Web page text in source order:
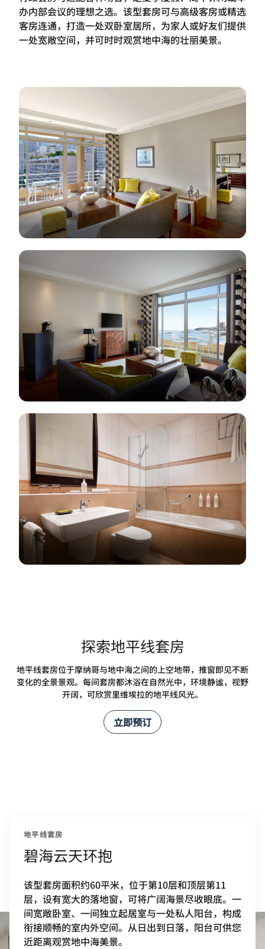
办内部会议的理想之选。该型套房可与高级客房或精选
客房连通，打造一处双卧室居所，为家人或好友们提供
一处宽敞空间，并可时时观赏地中海的壮丽美景。
探索地平线套房
地平线套房位于摩纳哥与地中海之间的上空地带，推窗即见不断
变化的全景景观。每间套房都沐浴在自然光中，环境静谧，视野
开阔，可欣赏里维埃拉的地平线风光。
立即预订
地平线套房
碧海云天环抱
该型套房面积约60平米，位于第10层和顶层第11
层，设有宽大的落地窗，可将广阔海景尽收眼底。一
间宽敞卧室、一间独立起居室与一处私人阳台，构成
衔接顺畅的室内外空间。从日出到日落，阳台可供您
近距离观赏地中海美景。